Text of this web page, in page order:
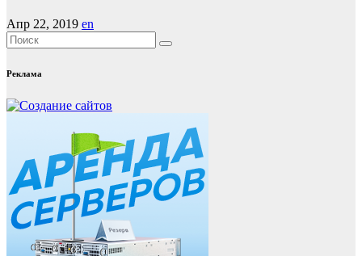
Апр 22, 2019 en
Реклама